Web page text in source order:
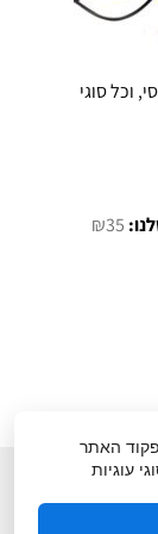
וכל סוגי
₪35 המחיר
האתר
עוגיות